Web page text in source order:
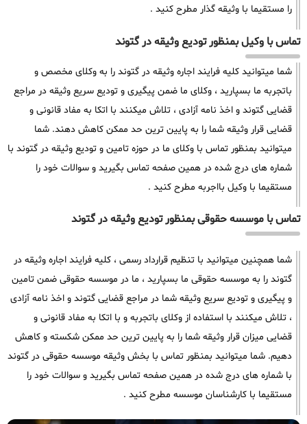
را مستقیما با وثیقه گذار مطرح کنید .
تماس با وکیل بمنظور تودیع وثیقه در گتوند
شما میتوانید کلیه فرایند اجاره وثیقه در گتوند را به وکلای مخصص و
باتجربه ما بسپارید ، وکلای ما ضمن پیگیری و تودیع سریع وثیقه در مراجع
قضایی گتوند و اخذ نامه آزادی ، تلاش میکنند با اتکا به مفاد قانونی و
قضایی قرار وثیقه شما را به پایین ترین حد ممکن کاهش دهند. شما
میتوانید بمنظور تماس با وکلای ما در حوزه تامین و تودیع وثیقه در گتوند با
شماره های درج شده در همین صفحه تماس بگیرید و سوالات خود را
مستقیما با وکیل بااجربه مطرح کنید .
تماس با موسسه حقوقی بمنظور تودیع وثیقه در گتوند
شما همچنین میتوانید با تنظیم قرارداد رسمی ، کلیه فرایند اجاره وثیقه در
گتوند را به موسسه حقوقی ما بسپارید ، ما در موسسه حقوقی ضمن تامین
و پیگیری و تودیع سریع وثیقه شما در مراجع قضایی گتوند و اخذ نامه آزادی
، تلاش میکنند با استفاده از وکلای باتجربه و با اتکا به مفاد قانونی و
قضایی میزان قرار وثیقه شما را به پایین ترین حد ممکن شکسته و کاهش
دهیم. شما میتوانید بمنظور تماس با بخش وثیقه موسسه حقوقی در گتوند
با شماره های درج شده در همین صفحه تماس بگیرید و سوالات خود را
مستقیما با کارشناسان موسسه مطرح کنید .